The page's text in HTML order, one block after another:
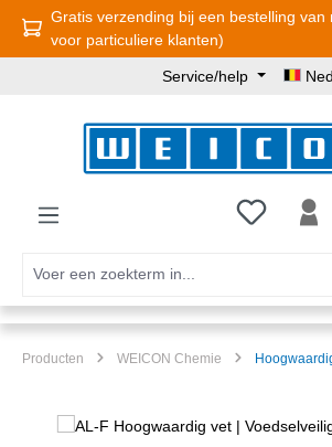
Ga naar de hoofdinhoud
Gratis verzending bij een bestelling van
voor particuliere klanten)
Service/help
Je hebt
Producten WEICON Chemie
Afbeeldingengalerij overslaan